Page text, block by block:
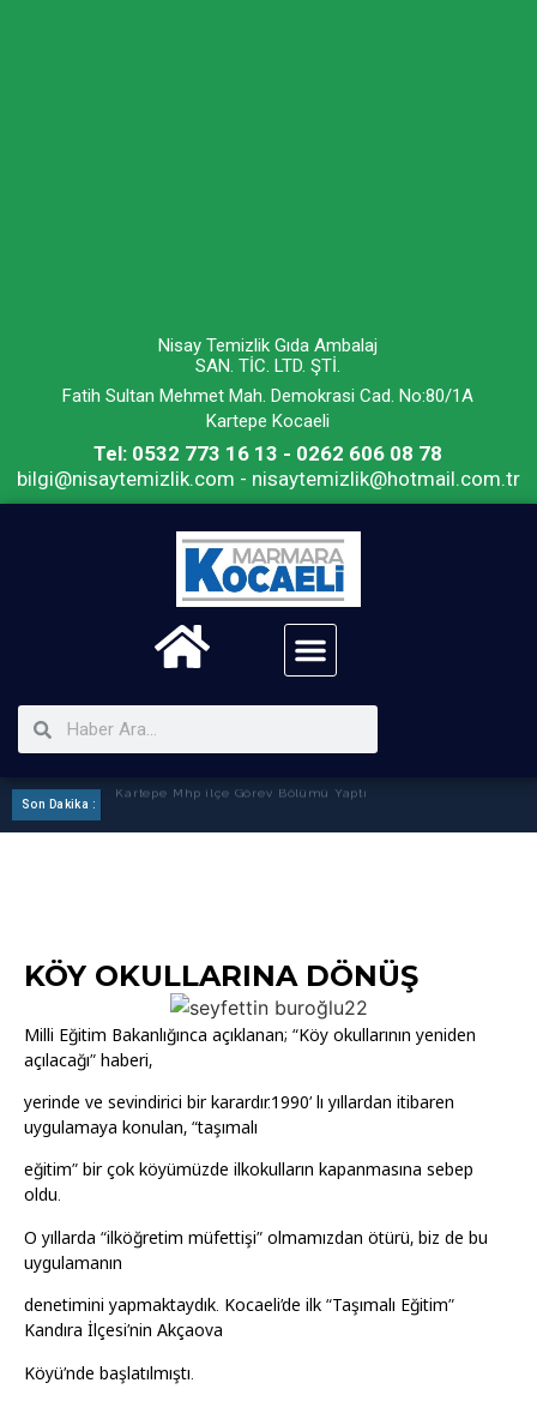
Nisay Temizlik Gıda Ambalaj
SAN. TİC. LTD. ŞTİ.
Fatih Sultan Mehmet Mah. Demokrasi Cad. No:80/1A
Kartepe Kocaeli
Tel: 0532 773 16 13 - 0262 606 08 78
bilgi@nisaytemizlik.com - nisaytemizlik@hotmail.com.tr
Kartepe Mhp ilçe Görev Bölümü Yaptı
Son Dakika :
KÖY OKULLARINA DÖNÜŞ
Milli Eğitim Bakanlığınca açıklanan; “Köy okullarının yeniden
açılacağı” haberi,
yerinde ve sevindirici bir karardır.1990’ lı yıllardan itibaren
uygulamaya konulan, “taşımalı
eğitim” bir çok köyümüzde ilkokulların kapanmasına sebep
oldu.
O yıllarda “ilköğretim müfettişi” olmamızdan ötürü, biz de bu
uygulamanın
denetimini yapmaktaydık. Kocaeli’de ilk “Taşımalı Eğitim”
Kandıra İlçesi’nin Akçaova
Köyü’nde başlatılmıştı.